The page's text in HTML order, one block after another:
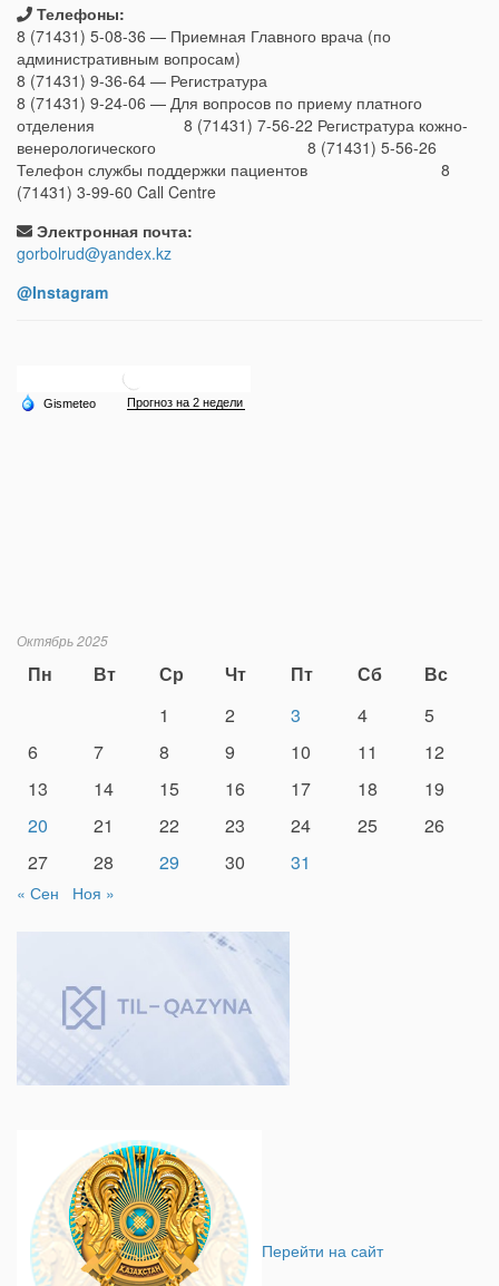
Телефоны:
8 (71431) 5-08-36 — Приемная Главного врача (по
административным вопросам)
8 (71431) 9-36-64 — Регистратура
8 (71431) 9-24-06 — Для вопросов по приему платного
отделения 8 (71431) 7-56-22 Регистратура кожно-
венерологического 8 (71431) 5-56-26
Телефон службы поддержки пациентов 8
(71431) 3-99-60 Call Centre
Электронная почта:
gorbolrud@yandex.kz
@Instagram
Октябрь 2025
Пн Вт Ср Чт Пт Сб
Вс
1
2 3 4
5
6
7 8 9 10 11
12
13
14 15 16 17 18
19
20
21 22 23 24 25
26
27
28 29 30 31
« Сен Ноя »
Перейти на сайт